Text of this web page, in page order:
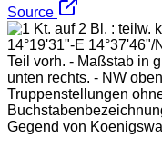
Source